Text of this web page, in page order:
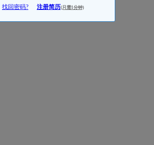
找回密码? 注册简历(只需1分钟)